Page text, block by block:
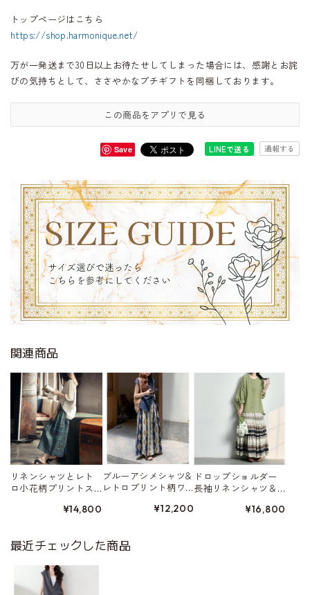
トップページはこちら
https://shop.harmonique.net/
万が一発送まで30日以上お待たせしてしまった場合には、感謝とお詫
びの気持ちとして、ささやかなプチギフトを同梱しております。
この商品をアプリで見る
Save LINEで送る 通報する
関連商品
リネンシャツとレト
ロ小花柄プリントス
¥14,800
ブルーアシメシャツ&
レトロプリント柄ワ
¥12,200
ドロップショルダー
長袖リネンシャツ＆
スカートのセット W0
¥16,800
最近チェックした商品